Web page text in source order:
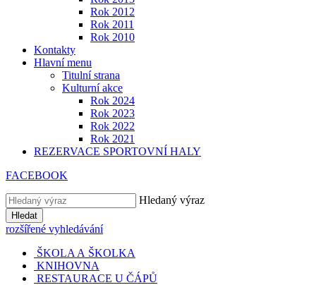
Rok 2012
Rok 2011
Rok 2010
Kontakty
Hlavní menu
Titulní strana
Kulturní akce
Rok 2024
Rok 2023
Rok 2022
Rok 2021
REZERVACE SPORTOVNÍ HALY
FACEBOOK
Hledaný výraz
Hledat
rozšířené vyhledávání
ŠKOLA A ŠKOLKA
KNIHOVNA
RESTAURACE U ČÁPŮ